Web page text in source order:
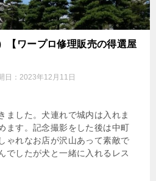
ワープロ修理販売の得選屋
日： 2023年12月11日
ました。犬連れで城内は入れま
ます。記念撮影をした後は中町
ゃれなお店が沢山あって素敵で
でしたが犬と一緒に入れるレス